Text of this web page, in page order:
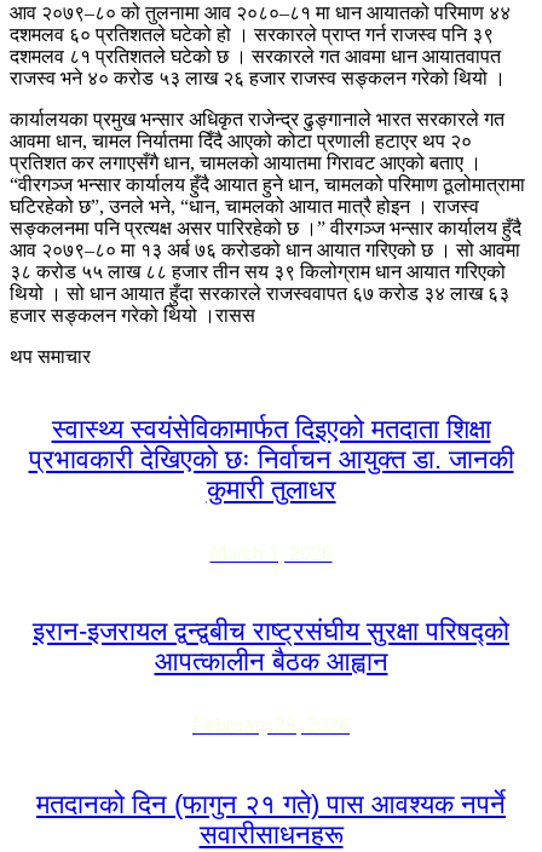
आव २०७९–८० को तुलनामा आव २०८०–८१ मा धान आयातको परिमाण ४४
दशमलव ६० प्रतिशतले घटेको हो । सरकारले प्राप्त गर्न राजस्व पनि ३९
दशमलव ८१ प्रतिशतले घटेको छ । सरकारले गत आवमा धान आयातवापत
राजस्व भने ४० करोड ५३ लाख २६ हजार राजस्व सङ्कलन गरेको थियो ।
कार्यालयका प्रमुख भन्सार अधिकृत राजेन्द्र ढुङ्गानाले भारत सरकारले गत
आवमा धान, चामल निर्यातमा दिँदै आएको कोटा प्रणाली हटाएर थप २०
प्रतिशत कर लगाएसँगै धान, चामलको आयातमा गिरावट आएको बताए ।
“वीरगञ्ज भन्सार कार्यालय हुँदै आयात हुने धान, चामलको परिमाण ठूलोमात्रामा
घटिरहेको छ”, उनले भने, “धान, चामलको आयात मात्रै होइन । राजस्व
सङ्कलनमा पनि प्रत्यक्ष असर पारिरहेको छ ।” वीरगञ्ज भन्सार कार्यालय हुँदै
आव २०७९–८० मा १३ अर्ब ७६ करोडको धान आयात गरिएको छ । सो आवमा
३८ करोड ५५ लाख ८८ हजार तीन सय ३९ किलोग्राम धान आयात गरिएको
थियो । सो धान आयात हुँदा सरकारले राजस्ववापत ६७ करोड ३४ लाख ६३
हजार सङ्कलन गरेको थियो ।रासस
थप समाचार
स्वास्थ्य स्वयंसेविकामार्फत दिइएको मतदाता शिक्षा
प्रभावकारी देखिएको छः निर्वाचन आयुक्त डा. जानकी
कुमारी तुलाधर
March 1, 2026
इरान-इजरायल द्वन्द्वबीच राष्ट्रसंघीय सुरक्षा परिषद्को
आपत्कालीन बैठक आह्वान
February 28, 2026
मतदानको दिन (फागुन २१ गते) पास आवश्यक नपर्ने
सवारीसाधनहरू